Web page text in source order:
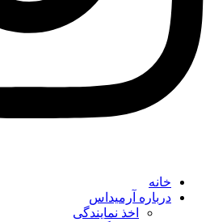
خانه
درباره آرمیداس
اخذ نمایندگی